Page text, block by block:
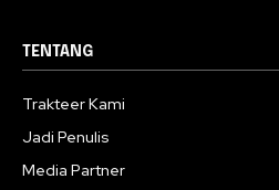
TENTANG
Trakteer Kami
Jadi Penulis
Media Partner